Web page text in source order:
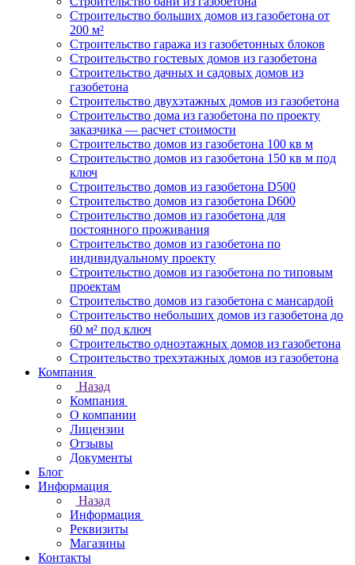
Строительство больших домов из газобетона от
200 м²
Строительство гаража из газобетонных блоков
Строительство гостевых домов из газобетона
Строительство дачных и садовых домов из
газобетона
Строительство двухэтажных домов из газобетона
Строительство дома из газобетона по проекту
заказчика — расчет стоимости
Строительство домов из газобетона 100 кв м
Строительство домов из газобетона 150 кв м под
ключ
Строительство домов из газобетона D500
Строительство домов из газобетона D600
Строительство домов из газобетона для
постоянного проживания
Строительство домов из газобетона по
индивидуальному проекту
Строительство домов из газобетона по типовым
проектам
Строительство домов из газобетона с мансардой
Строительство небольших домов из газобетона до
60 м² под ключ
Строительство одноэтажных домов из газобетона
Строительство трехэтажных домов из газобетона
Компания
Назад
Компания
О компании
Лицензии
Отзывы
Документы
Блог
Информация
Назад
Информация
Реквизиты
Магазины
Контакты